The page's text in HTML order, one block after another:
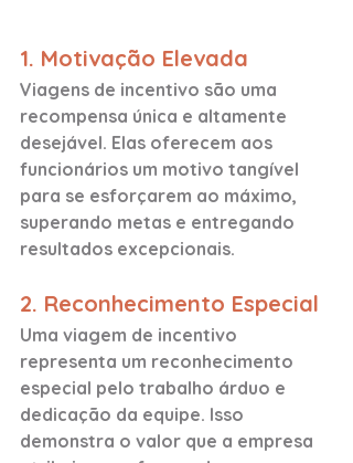
1. Motivação Elevada
Viagens de incentivo são uma
recompensa única e altamente
desejável. Elas oferecem aos
funcionários um motivo tangível
para se esforçarem ao máximo,
superando metas e entregando
resultados excepcionais.
2. Reconhecimento Especial
Uma viagem de incentivo
representa um reconhecimento
especial pelo trabalho árduo e
dedicação da equipe. Isso
demonstra o valor que a empresa